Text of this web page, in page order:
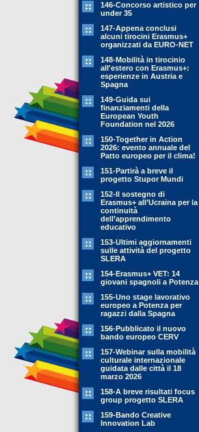
146-Concorso artistico per
under 35
147-Appena conclusi
alcuni tirocini Erasmus+
organizzati da EURO-NET
148-Mobilità in tirocinio
all'estero con Erasmus+:
esperienze in Austria e
Spagna
149-Guida sui
finanziamenti della
European Youth
Foundation nel 2026
150-Together in Action
2026: evento annuale del
Patto europeo per il clima!
151-Partirà a breve il
progetto Stupor Mundi
152-Il sostegno di
Erasmus+ all’Ucraina per la
continuità
dell’apprendimento
educativo
153-Ultimi aggiornamenti
sulle attività del progetto
SLERA
154-Erasmus+ VET: 14
giovani spagnoli a Potenza
155-Uno stage lavorativo
europeo a Potenza per
ragazzi dalla Spagna
156-Pubblicato il nuovo
bando europeo CERV
157-Webinar sulla mobilità
culturale internazionale
guidata dalle città il 18
marzo 2026
158-A breve risultati focus
group progetto SLERA
159-Bando Creative
Innovation Lab